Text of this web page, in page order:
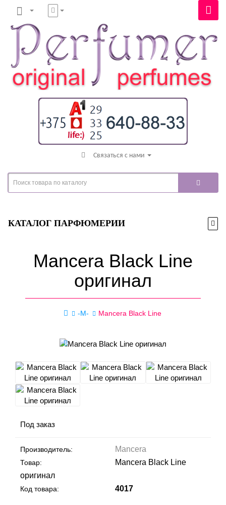
Связаться с нами
КАТАЛОГ ПАРФЮМЕРИИ
Mancera Black Line
оригинал
-M- Mancera Black Line
Под заказ
Производитель: Mancera
Товар:
Mancera Black Line
оригинал
Код товара: 4017